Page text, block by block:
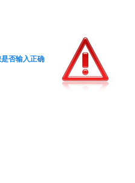
否输入正确